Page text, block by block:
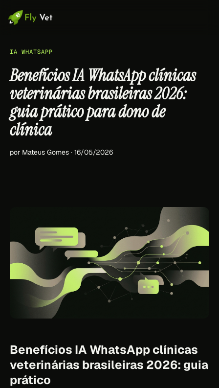
IA WHATSAPP
Benefícios IA WhatsApp clínicas
veterinárias brasileiras 2026:
guia prático para dono de
clínica
por Mateus Gomes · 16/05/2026
Benefícios IA WhatsApp clínicas
veterinárias brasileiras 2026: guia
prático